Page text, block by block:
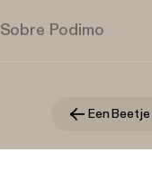
Sobre Podimo
Een